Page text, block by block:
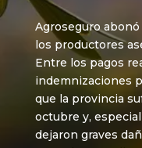
Agroseguro abonó
los productores
Entre los pagos
indemnizaciones
que la provincia
octubre y,
dejaron graves